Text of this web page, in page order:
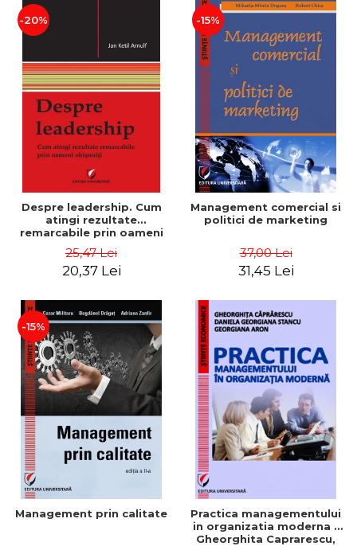
-20%
Despre leadership. Cum
atingi rezultate
remarcabile prin oameni
25,47 Lei
20,37 Lei
-15%
Management comercial si
politici de marketing
37,00 Lei
31,45 Lei
-15%
Management prin calitate
Practica managementului
in organizatia moderna -
Gheorghita Caprarescu,